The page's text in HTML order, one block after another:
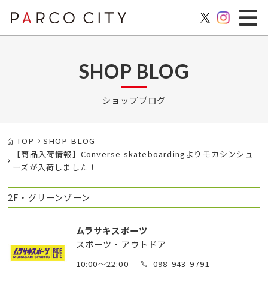
SHOP BLOG
ショップブログ
TOP
SHOP BLOG
【商品入荷情報】Converse skateboardingよりモカシンシュ
ーズが入荷しました！
2F・グリーンゾーン
ムラサキスポーツ
スポーツ・アウトドア
10:00～22:00 098-943-9791